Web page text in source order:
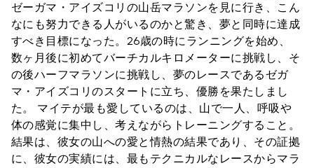
ゼーガマ・アイズコリの山岳マラソンを見に行き、こん
なにも努力できる人がいるのかと驚き、夢と同時に達成
すべき目標になった。26歳の時にランニングを始め、
数ヶ月後に初めてバーチカルキロメーターに挑戦し、そ
の後ハーフマラソンに挑戦し、夢のレースであるゼガ
マ・アイズコリのスタートに立ち、優勝を果たしまし
た。 マイテが最も愛しているのは、山で一人、呼吸や
体の感覚に集中し、考えながらトレーニングすること。
結果は、彼女の山への愛と情熱の結果であり、その証拠
に、彼女の実績には、最もテクニカルなレースからマラ